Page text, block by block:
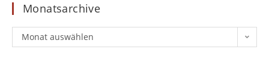
Monatsarchive
Monatsarchive
Monat auswählen